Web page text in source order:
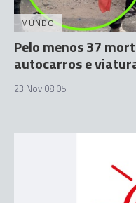
MUNDO
Pelo menos 37
autocarros e
23 Nov 08:05